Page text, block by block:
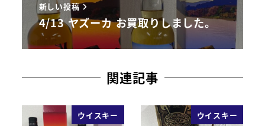
新しい投稿
4/13 ヤズーカ お買取りしました。
関連記事
ウイスキー ウイスキー